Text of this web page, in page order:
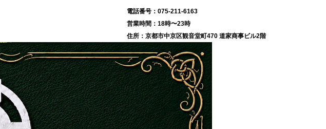
075-211-6163
18時〜23時
京都市中京区観音堂町470 道家商事ビル2階